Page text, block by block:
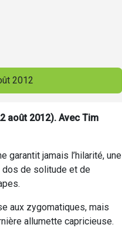
2012
août 2012). Avec Tim
garantit jamais l’hilarité, une
dos de solitude et de
aux zygomatiques, mais
allumette capricieuse.